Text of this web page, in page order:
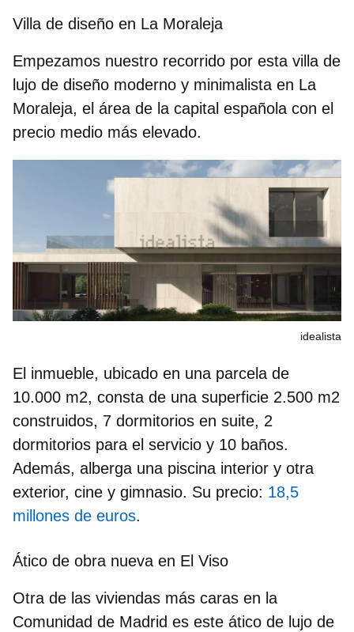
Villa de diseño en La Moraleja
Empezamos nuestro recorrido por esta villa de
lujo de diseño moderno y minimalista en La
Moraleja, el área de la capital española con el
precio medio más elevado.
idealista
El inmueble, ubicado en una parcela de
10.000 m2, consta de una superficie 2.500 m2
construidos, 7 dormitorios en suite, 2
dormitorios para el servicio y 10 baños.
Además, alberga una piscina interior y otra
exterior, cine y gimnasio. Su precio: 18,5
millones de euros.
Ático de obra nueva en El Viso
Otra de las viviendas más caras en la
Comunidad de Madrid es este ático de lujo de